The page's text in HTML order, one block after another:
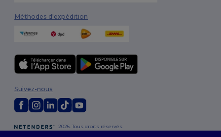
Méthodes d'expédition
2026. Tous droits réservés
Suivez-nous